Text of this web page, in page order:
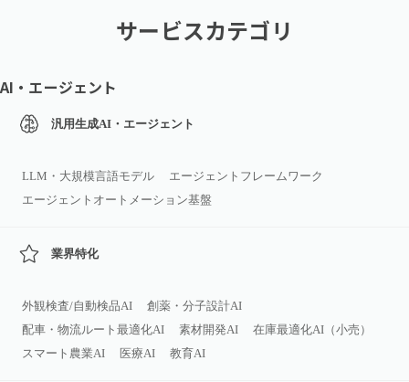
サービスカテゴリ
AI・エージェント
汎用生成AI・エージェント
LLM・大規模言語モデル
エージェントフレームワーク
エージェントオートメーション基盤
業界特化
外観検査/自動検品AI
創薬・分子設計AI
配車・物流ルート最適化AI
素材開発AI
在庫最適化AI（小売）
スマート農業AI
医療AI 教育AI